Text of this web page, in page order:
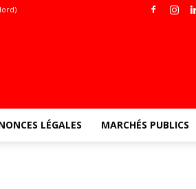
LÉGALES MARCHÉS PUBLICS